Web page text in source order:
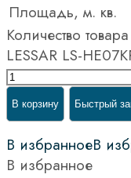
Площадь, м. кв.
Количество
LESSAR LS-
В корзину Быстрый
В избранноеВ
В избранное